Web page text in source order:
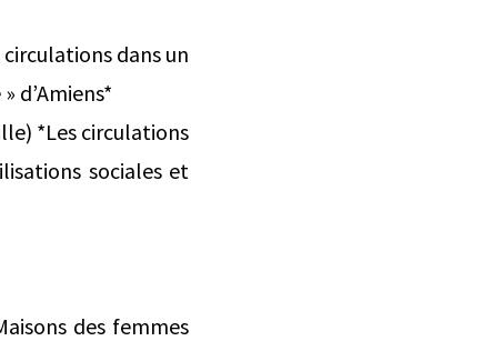
circulations dans un
d’Amiens*
*Les circulations
sociales et
des femmes